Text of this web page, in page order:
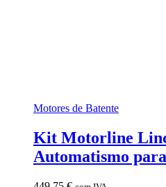
Motores de Batente
Kit Motorline
Automatismo